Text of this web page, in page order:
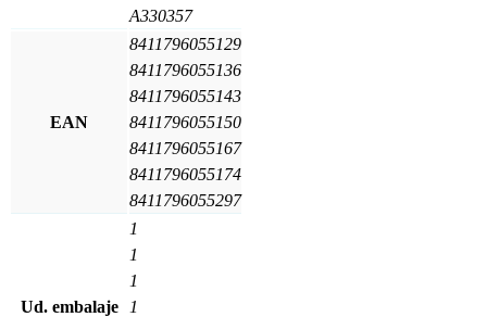
A330357
EAN
8411796055129
8411796055136
8411796055143
8411796055150
8411796055167
8411796055174
8411796055297
Ud. embalaje
1
1
1
1